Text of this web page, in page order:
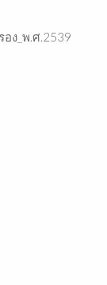
ง_พ.ศ.2539